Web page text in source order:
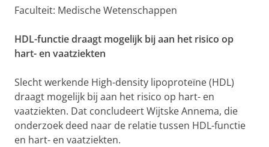
Faculteit: Medische Wetenschappen
HDL-functie draagt mogelijk bij aan het risico op
hart- en vaatziekten
Slecht werkende High-density lipoproteïne (HDL)
draagt mogelijk bij aan het risico op hart- en
vaatziekten. Dat concludeert Wijtske Annema, die
onderzoek deed naar de relatie tussen HDL-functie
en hart- en vaatziekten.